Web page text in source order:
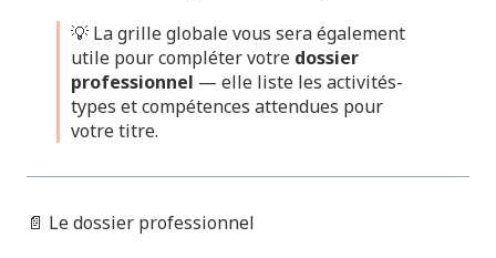
💡 La grille globale vous sera également
utile pour compléter votre dossier
professionnel — elle liste les activités-
types et compétences attendues pour
votre titre.
📄 Le dossier professionnel